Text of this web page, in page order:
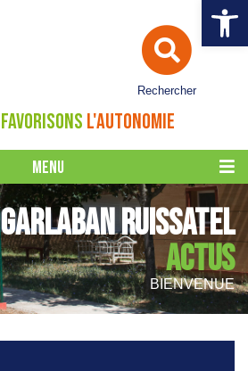
Ouvrir
Rechercher
FAVORISONS L'AUTONOMIE
MENU
GARLABAN RUISSATEL
ACTUS
BIENVENUE